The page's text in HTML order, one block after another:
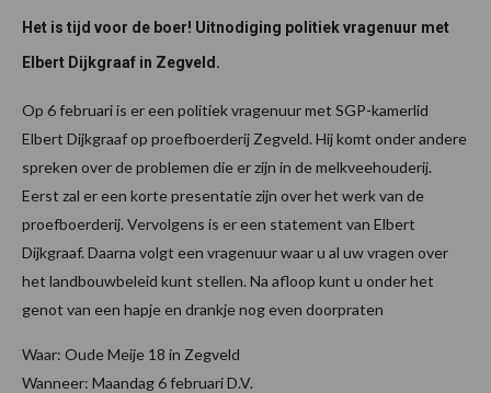
Het is tijd voor de boer! Uitnodiging politiek vragenuur met
Elbert Dijkgraaf in Zegveld.
Op 6 februari is er een politiek vragenuur met SGP-kamerlid
Elbert Dijkgraaf op proefboerderij Zegveld. Hij komt onder andere
spreken over de problemen die er zijn in de melkveehouderij.
Eerst zal er een korte presentatie zijn over het werk van de
proefboerderij. Vervolgens is er een statement van Elbert
Dijkgraaf. Daarna volgt een vragenuur waar u al uw vragen over
het landbouwbeleid kunt stellen. Na afloop kunt u onder het
genot van een hapje en drankje nog even doorpraten
Waar: Oude Meije 18 in Zegveld
Wanneer: Maandag 6 februari D.V.